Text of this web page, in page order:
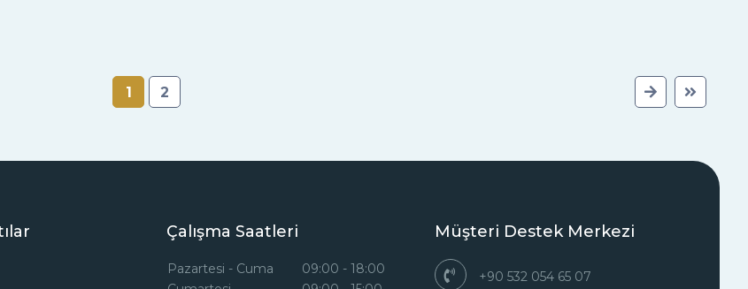
1 2
Çalışma Saatleri
Pazartesi - Cuma
09:00 - 18:00
Müşteri Destek Merkezi
+90 532 054 65 07